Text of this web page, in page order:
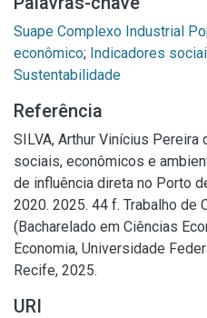
Suape Complexo Industrial
econômico; Indicadores
Sustentabilidade
Referência
SILVA, Arthur Vinícius
sociais, econômicos e
de influência direta no Porto
2020. 2025. 44 f. Trabalho de
(Bacharelado em Ciências
Economia, Universidade
Recife, 2025.
URI